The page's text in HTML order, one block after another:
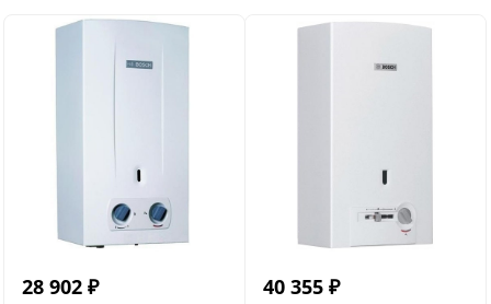
28 902 ₽ 40 355 ₽